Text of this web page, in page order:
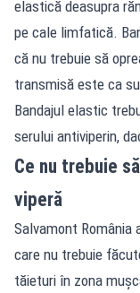
elastică deasupra
pe cale limfatică.
că nu trebuie să
transmisă este ca
Bandajul elastic
serului antiviperin,
Ce nu trebuie
viperă
Salvamont
care nu trebuie
tăieturi în zona